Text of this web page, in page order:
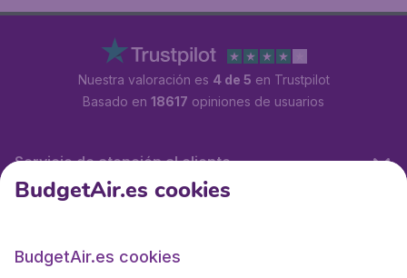
Nuestra valoración es 4 de 5 en Trustpilot
Basado en 18617 opiniones de usuarios
Servicio de atención al cliente
BudgetAir.es cookies
BudgetAir.es cookies